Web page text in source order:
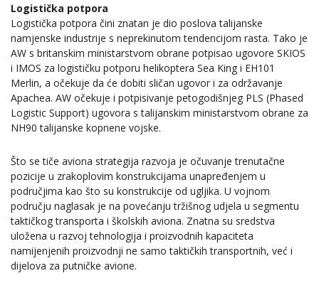
Logistička potpora
Logistička potpora čini znatan je dio poslova talijanske
namjenske industrije s neprekinutom tendencijom rasta. Tako je
AW s britanskim ministarstvom obrane potpisao ugovore SKIOS
i IMOS za logističku potporu helikoptera Sea King i EH101
Merlin, a očekuje da će dobiti sličan ugovor i za održavanje
Apachea. AW očekuje i potpisivanje petogodišnjeg PLS (Phased
Logistic Support) ugovora s talijanskim ministarstvom obrane za
NH90 talijanske kopnene vojske.
Što se tiče aviona strategija razvoja je očuvanje trenutačne
pozicije u zrakoplovim konstrukcijama unapređenjem u
područjima kao što su konstrukcije od ugljika. U vojnom
području naglasak je na povećanju tržišnog udjela u segmentu
taktičkog transporta i školskih aviona. Znatna su sredstva
uložena u razvoj tehnologija i proizvodnih kapaciteta
namijenjenih proizvodnji ne samo taktičkih transportnih, već i
dijelova za putničke avione.